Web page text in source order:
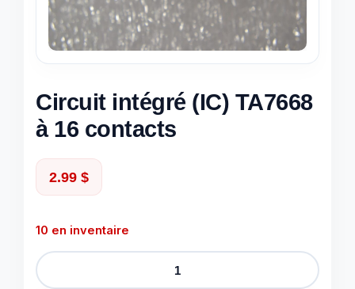
Circuit intégré (IC) TA7668
à 16 contacts
2.99 $
10 en inventaire
quantité
de